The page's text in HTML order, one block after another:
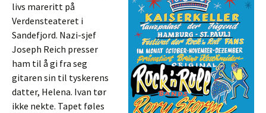
livs mareritt på
Verdensteateret i
Sandefjord. Nazi-sjef
Joseph Reich presser
ham til å gi fra seg
gitaren sin til tyskerens
datter, Helena. Ivan tør
ikke nekte. Tapet føles